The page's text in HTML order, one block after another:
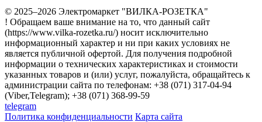
© 2025–2026 Электромаркет "ВИЛКА-РОЗЕТКА"
! Обращаем ваше внимание на то, что данный сайт
(https://www.vilka-rozetka.ru/) носит исключительно
информационный характер и ни при каких условиях не
является публичной офертой. Для получения подробной
информации о технических характеристиках и стоимости
указанных товаров и (или) услуг, пожалуйста, обращайтесь к
администрации сайта по телефонам: +38 (071) 317-04-94
(Viber,Telegram); +38 (071) 368-99-59
telegram
Политика конфиденциальности Карта сайта